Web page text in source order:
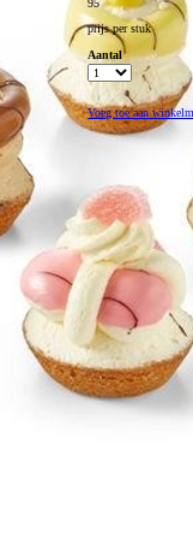
prijs per stuk
Aantal
Voeg toe aan